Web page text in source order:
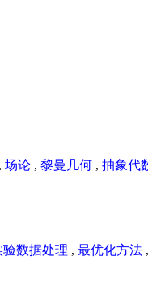
, 场论 , 黎曼几何 , 抽象代
数据处理 , 最优化方法 ,